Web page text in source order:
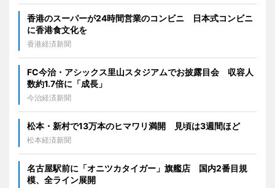
香港のスーパーが24時間営業のコンビニ 日本式コンビニ
に香港食文化を
香港経済新聞
FC今治・アシックス里山スタジアムでお披露目会 収容人
数約1.7倍に「成長」
今治経済新聞
松本・新村で13万本のヒマワリ満開 見頃は3週間ほど
松本経済新聞
名古屋駅前に「オニツカタイガー」旗艦店 国内2番目規
模、全ライン展開